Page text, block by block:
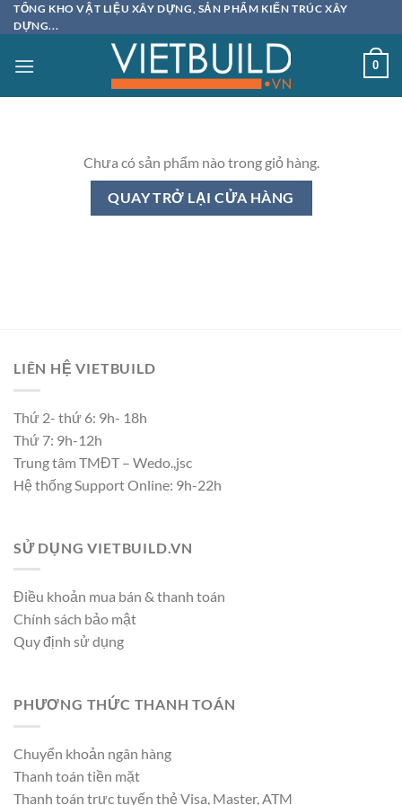
Bỏ
qua
dung
TỔNG KHO VẬT LIỆU XÂY DỰNG, SẢN PHẨM KIẾN TRÚC XÂY
DỰNG...
0
Chưa có sản phẩm nào trong giỏ hàng.
QUAY TRỞ LẠI CỬA HÀNG
LIÊN HỆ VIETBUILD
Thứ 2- thứ 6: 9h- 18h
Thứ 7: 9h-12h
Trung tâm TMĐT – Wedo.,jsc
Hệ thống Support Online: 9h-22h
SỬ DỤNG VIETBUILD.VN
Điều khoản mua bán & thanh toán
Chính sách bảo mật
Quy định sử dụng
PHƯƠNG THỨC THANH TOÁN
Chuyển khoản ngân hàng
Thanh toán tiền mặt
Thanh toán trực tuyến thẻ Visa, Master, ATM